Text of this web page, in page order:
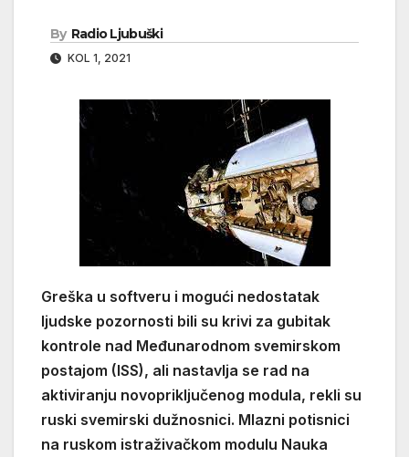
By Radio Ljubuški
KOL 1, 2021
Greška u softveru i mogući nedostatak
ljudske pozornosti bili su krivi za gubitak
kontrole nad Međunarodnom svemirskom
postajom (ISS), ali nastavlja se rad na
aktiviranju novopriključenog modula, rekli su
ruski svemirski dužnosnici. Mlazni potisnici
na ruskom istraživačkom modulu Nauka